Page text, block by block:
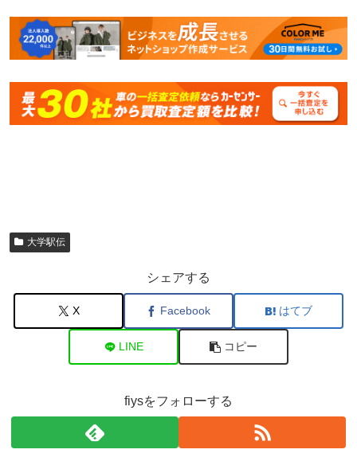
大学駅伝
シェアする
X Facebook はてブ
LINE コピー
fiysをフォローする